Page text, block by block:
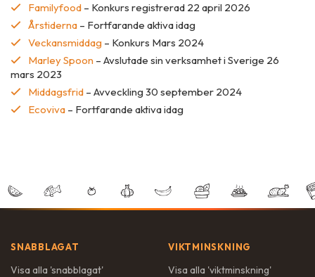
Familyfood – Konkurs registrerad 22 april 2026
Årstiderna – Fortfarande aktiva idag
Veckansmiddag – Konkurs Mars 2024
Marley Spoon – Avslutade sin verksamhet i Sverige 26
mars 2023
Middagsfrid – Avveckling 30 september 2024
Ecoviva – Fortfarande aktiva idag
SNABBLAGAT
Visa alla 'snabblagat'
VIKTMINSKNING
Visa alla 'viktminskning'